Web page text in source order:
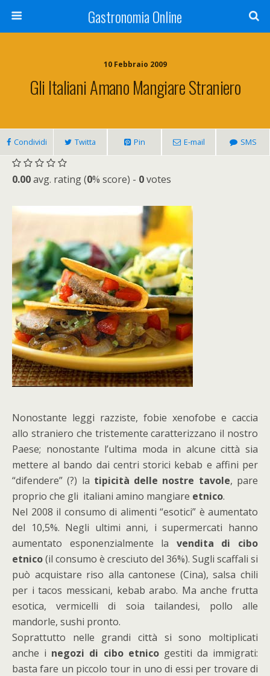
Gastronomia Online
10 Febbraio 2009
Gli Italiani Amano Mangiare Straniero
Condividi Twitta Pin E-mail SMS
0.00avg. rating (0% score) - 0votes
Nonostante leggi razziste, fobie xenofobe e caccia
allo straniero che tristemente caratterizzano il nostro
Paese; nonostante l’ultima moda in alcune città sia
mettere al bando dai centri storici kebab e affini per
“difendere” (?) la tipicità delle nostre tavole, pare
proprio che gli italiani amino mangiare etnico.
Nel 2008 il consumo di alimenti “esotici” è aumentato
del 10,5%. Negli ultimi anni, i supermercati hanno
aumentato esponenzialmente la vendita di cibo
etnico(il consumo è cresciuto del 36%). Sugli scaffali si
può acquistare riso alla cantonese (Cina), salsa chili
per i tacos messicani, kebab arabo. Ma anche frutta
esotica, vermicelli di soia tailandesi, pollo alle
mandorle, sushi pronto.
Soprattutto nelle grandi città si sono moltiplicati
anche i negozi di cibo etnicogestiti da immigrati:
basta fare un piccolo tour in uno di essi per trovare di